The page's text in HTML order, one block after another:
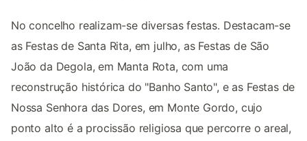
No concelho realizam-se diversas festas. Destacam-se
as Festas de Santa Rita, em julho, as Festas de São
João da Degola, em Manta Rota, com uma
reconstrução histórica do "Banho Santo", e as Festas de
Nossa Senhora das Dores, em Monte Gordo, cujo
ponto alto é a procissão religiosa que percorre o areal,